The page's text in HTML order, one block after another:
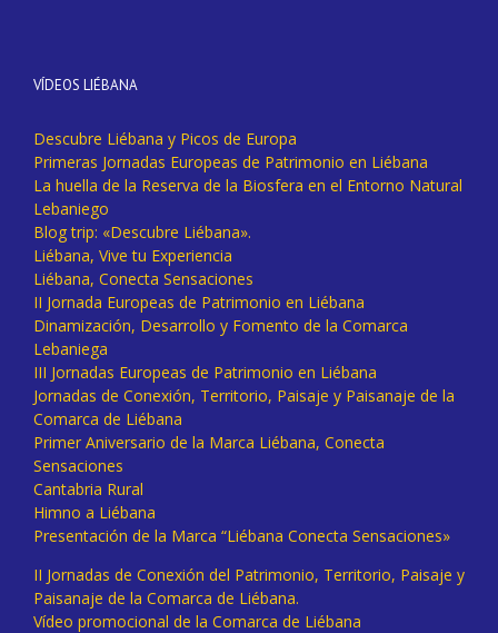
VÍDEOS LIÉBANA
Descubre Liébana y Picos de Europa
Primeras Jornadas Europeas de Patrimonio en Liébana
La huella de la Reserva de la Biosfera en el Entorno Natural
Lebaniego
Blog trip: «Descubre Liébana».
Liébana, Vive tu Experiencia
Liébana, Conecta Sensaciones
II Jornada Europeas de Patrimonio en Liébana
Dinamización, Desarrollo y Fomento de la Comarca
Lebaniega
III Jornadas Europeas de Patrimonio en Liébana
Jornadas de Conexión, Territorio, Paisaje y Paisanaje de la
Comarca de Liébana
Primer Aniversario de la Marca Liébana, Conecta
Sensaciones
Cantabria Rural
Himno a Liébana
Presentación de la Marca “Liébana Conecta Sensaciones»
II Jornadas de Conexión del Patrimonio, Territorio, Paisaje y
Paisanaje de la Comarca de Liébana.
Vídeo promocional de la Comarca de Liébana